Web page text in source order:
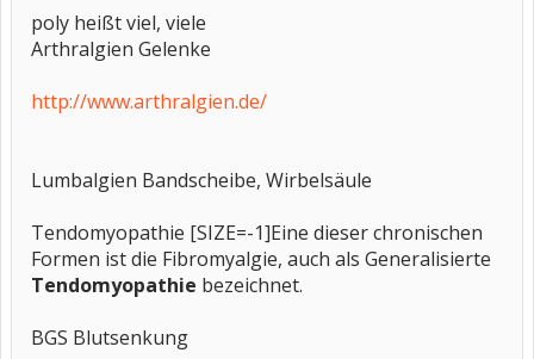
poly heißt viel, viele
Arthralgien Gelenke
http://www.arthralgien.de/
Lumbalgien Bandscheibe, Wirbelsäule
Tendomyopathie [SIZE=-1]Eine dieser chronischen
Formen ist die Fibromyalgie, auch als Generalisierte
Tendomyopathie bezeichnet.
BGS Blutsenkung